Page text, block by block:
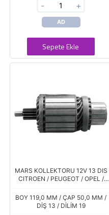
- +
AD
Sepete Ekle
MARS KOLLEKTORU 12V 13 DIS
CITROEN / PEUGEOT / OPEL /
BOY 119,0 MM / ÇAP 50,0 MM /
DİŞ 13 / DİLİM 19